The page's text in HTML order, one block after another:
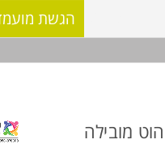
הגשת
מובילה